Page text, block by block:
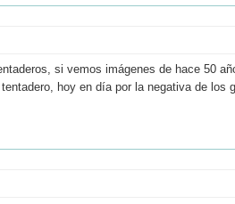
si vemos imágenes de hace 50
hoy en día por la negativa de los